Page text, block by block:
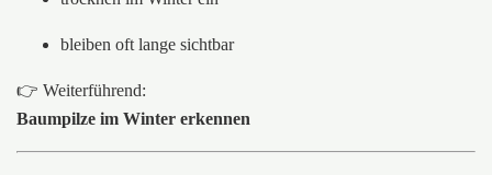
bleiben oft lange sichtbar
👉 Weiterführend:
Baumpilze im Winter erkennen